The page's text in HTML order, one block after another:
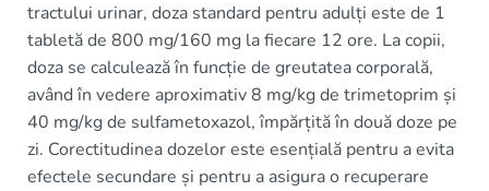
tractului urinar, doza standard pentru adulți este de 1
tabletă de 800 mg/160 mg la fiecare 12 ore. La copii,
doza se calculează în funcție de greutatea corporală,
având în vedere aproximativ 8 mg/kg de trimetoprim și
40 mg/kg de sulfametoxazol, împărțită în două doze pe
zi. Corectitudinea dozelor este esențială pentru a evita
efectele secundare și pentru a asigura o recuperare